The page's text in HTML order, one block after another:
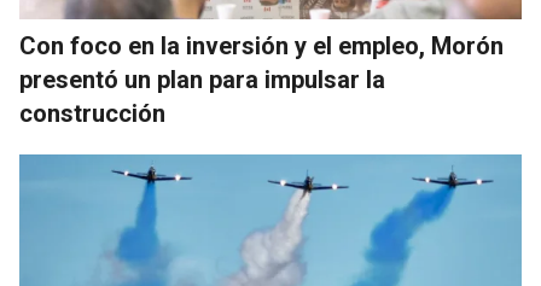
Con foco en la inversión y el empleo, Morón
presentó un plan para impulsar la
construcción